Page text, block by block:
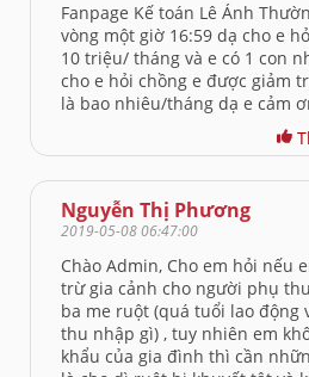
Fanpage Kế toán Lê Ánh
vòng một giờ 16:59 dạ cho e
10 triệu/ tháng và e có 1 con
cho e hỏi chồng e được giảm
là bao nhiêu/tháng dạ e cảm
Nguyễn Thị Phương
2019-05-08 06:47:00
Chào Admin, Cho em hỏi nếu
trừ gia cảnh cho người phụ
ba me ruột (quá tuổi lao động
thu nhập gì) , tuy nhiên em
khẩu của gia đình thì cần